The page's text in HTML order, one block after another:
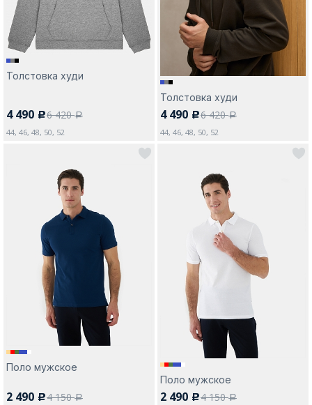
Толстовка худи
4 490 c6 420a
44, 46, 48, 50, 52
Толстовка худи
4 490 c6 420a
44, 46, 48, 50, 52
Поло мужское
2 490 c4 150a
Поло мужское
2 490 c4 150a